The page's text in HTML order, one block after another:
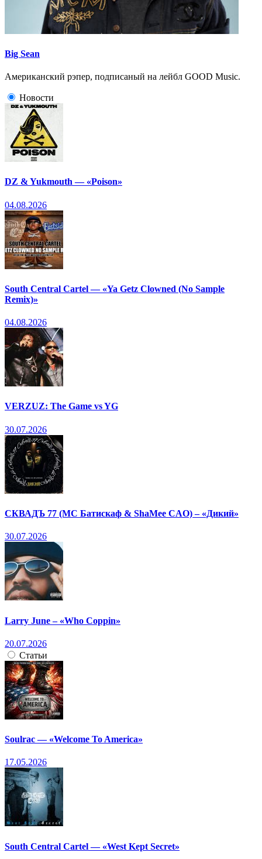
Big Sean
Американский рэпер, подписаный на лейбл GOOD Music.
Новости
DZ & Yukmouth — «Poison»
04.08.2026
South Central Cartel — «Ya Getz Clowned (No Sample
Remix)»
04.08.2026
VERZUZ: The Game vs YG
30.07.2026
СКВАДЪ 77 (МС Батискаф & ShaMee CAO) – «Дикий»
30.07.2026
Larry June – «Who Coppin»
20.07.2026
Статьи
Soulrac — «Welcome To America»
17.05.2026
South Central Cartel — «West Kept Secret»